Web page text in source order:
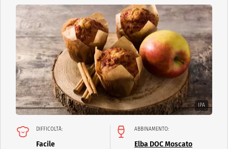
IPA
DIFFICOLTÀ:
Facile
ABBINAMENTO:
Elba DOC Moscato